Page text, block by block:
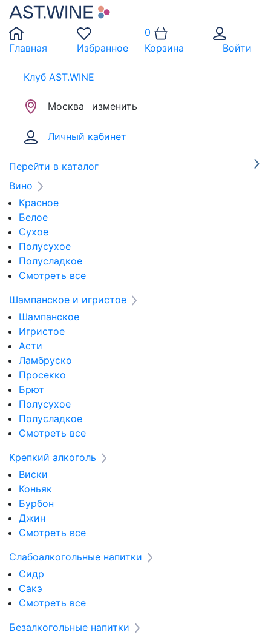
Главная Избранное
0
Корзина
Войти
Клуб AST.WINE
Москва изменить
Личный кабинет
Перейти в каталог
Вино
Красное
Белое
Сухое
Полусухое
Полусладкое
Смотреть все
Шампанское и игристое
Шампанское
Игристое
Асти
Ламбруско
Просекко
Брют
Полусухое
Полусладкое
Смотреть все
Крепкий алкоголь
Виски
Коньяк
Бурбон
Джин
Смотреть все
Слабоалкогольные напитки
Сидр
Сакэ
Смотреть все
Безалкогольные напитки